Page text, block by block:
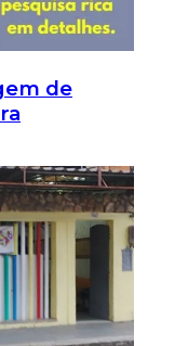
de